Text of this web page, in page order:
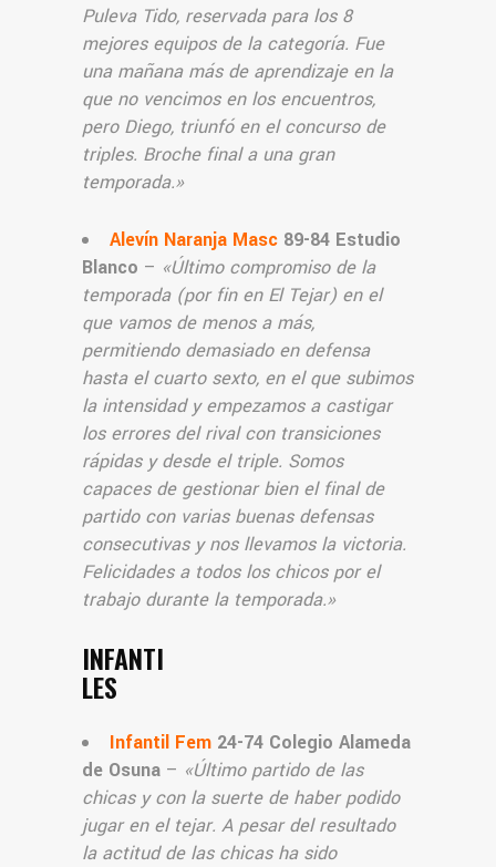
Puleva Tido, reservada para los 8
mejores equipos de la categoría. Fue
una mañana más de aprendizaje en la
que no vencimos en los encuentros,
pero Diego, triunfó en el concurso de
triples. Broche final a una gran
temporada.»
Alevín Naranja Masc 89-84 Estudio
Blanco – «Último compromiso de la
temporada (por fin en El Tejar) en el
que vamos de menos a más,
permitiendo demasiado en defensa
hasta el cuarto sexto, en el que subimos
la intensidad y empezamos a castigar
los errores del rival con transiciones
rápidas y desde el triple. Somos
capaces de gestionar bien el final de
partido con varias buenas defensas
consecutivas y nos llevamos la victoria.
Felicidades a todos los chicos por el
trabajo durante la temporada.»
INFANTI
LES
Infantil Fem 24-74 Colegio Alameda
de Osuna – «Último partido de las
chicas y con la suerte de haber podido
jugar en el tejar. A pesar del resultado
la actitud de las chicas ha sido